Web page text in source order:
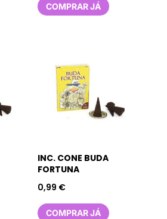
COMPRAR JÁ
INC. CONE BUDA
FORTUNA
0,99 €
COMPRAR JÁ